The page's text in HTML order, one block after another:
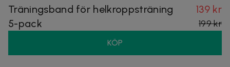
Träningsband för helkroppsträning
5-pack
139 kr
199 kr
KÖP